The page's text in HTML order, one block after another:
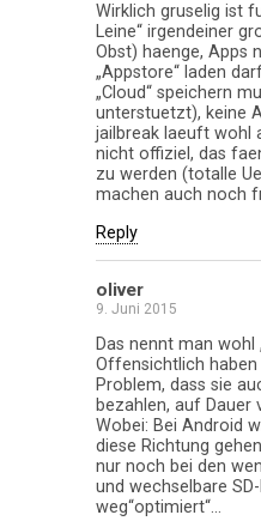
Wirklich gruselig ist
Leine“ irgendeiner
Obst) haenge, Apps
„Appstore“ laden
„Cloud“ speichern
unterstuetzt), keine
jailbreak laeuft wohl
nicht offiziel, das
zu werden (totalle
machen auch noch
Reply
oliver
9. Juni 2015
Das nennt man wohl
Offensichtlich
Problem, dass sie
bezahlen, auf Dauer
Wobei: Bei Android
diese Richtung
nur noch bei den
und wechselbare
weg“optimiert“…